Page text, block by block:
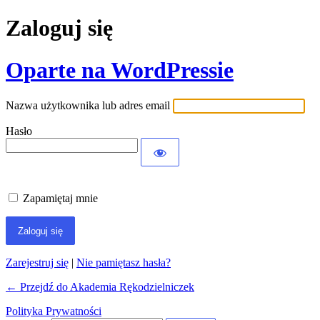
Zaloguj się
Oparte na WordPressie
Nazwa użytkownika lub adres email
Hasło
Zapamiętaj mnie
Zarejestruj się | Nie pamiętasz hasła?
← Przejdź do Akademia Rękodzielniczek
Polityka Prywatności